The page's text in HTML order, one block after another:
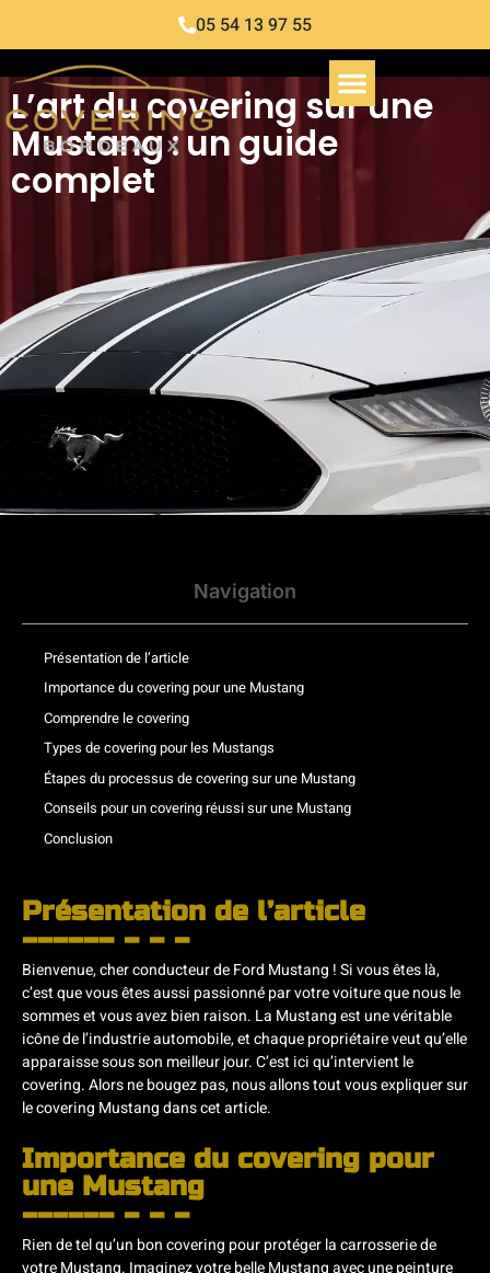
05 54 13 97 55
L’art du covering sur une
Mustang : un guide
complet
Navigation
Présentation de l’article
Importance du covering pour une Mustang
Comprendre le covering
Types de covering pour les Mustangs
Étapes du processus de covering sur une Mustang
Conseils pour un covering réussi sur une Mustang
Conclusion
Présentation de l’article
Bienvenue, cher conducteur de Ford Mustang ! Si vous êtes là,
c’est que vous êtes aussi passionné par votre voiture que nous le
sommes et vous avez bien raison. La Mustang est une véritable
icône de l’industrie automobile, et chaque propriétaire veut qu’elle
apparaisse sous son meilleur jour. C’est ici qu’intervient le
covering. Alors ne bougez pas, nous allons tout vous expliquer sur
le covering Mustang dans cet article.
Importance du covering pour
une Mustang
Rien de tel qu’un bon covering pour protéger la carrosserie de